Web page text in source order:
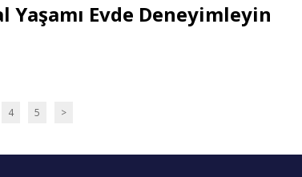
Yaşamı Evde Deneyimleyin
4 5 >